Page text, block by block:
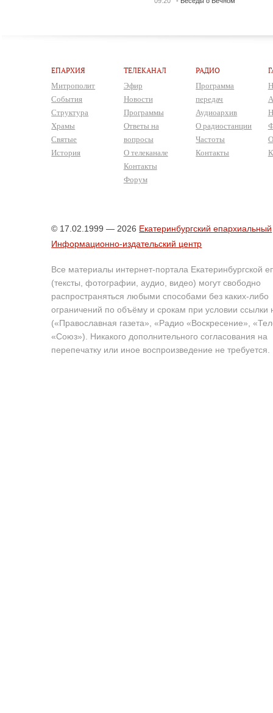
ЕПАРХИЯ
Митрополит
События
Структура
Храмы
Святые
История
ТЕЛЕКАНАЛ
Эфир
Новости
Программы
Ответы на
вопросы
О телеканале
Контакты
Форум
РАДИО
Программа
передач
Аудиоархив
О радиостанции
Частоты
Контакты
© 17.02.1999 — 2026 Екатеринбургский епархиальный
Информационно-издательский центр
Все материалы интернет-портала Екатеринбургской
(тексты, фотографии, аудио, видео) могут свободно
распространяться любыми способами без каких-либо
ограничений по объёму и срокам при условии ссылки
(«Православная газета», «Радио «Воскресение»,
«Союз»). Никакого дополнительного согласования на
перепечатку или иное воспроизведение не требуется.